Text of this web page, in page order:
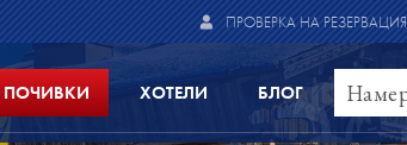
ПРОВЕРКА НА РЕЗЕРВАЦИЯ
ПОЧИВКИ ХОТЕЛИ БЛОГ